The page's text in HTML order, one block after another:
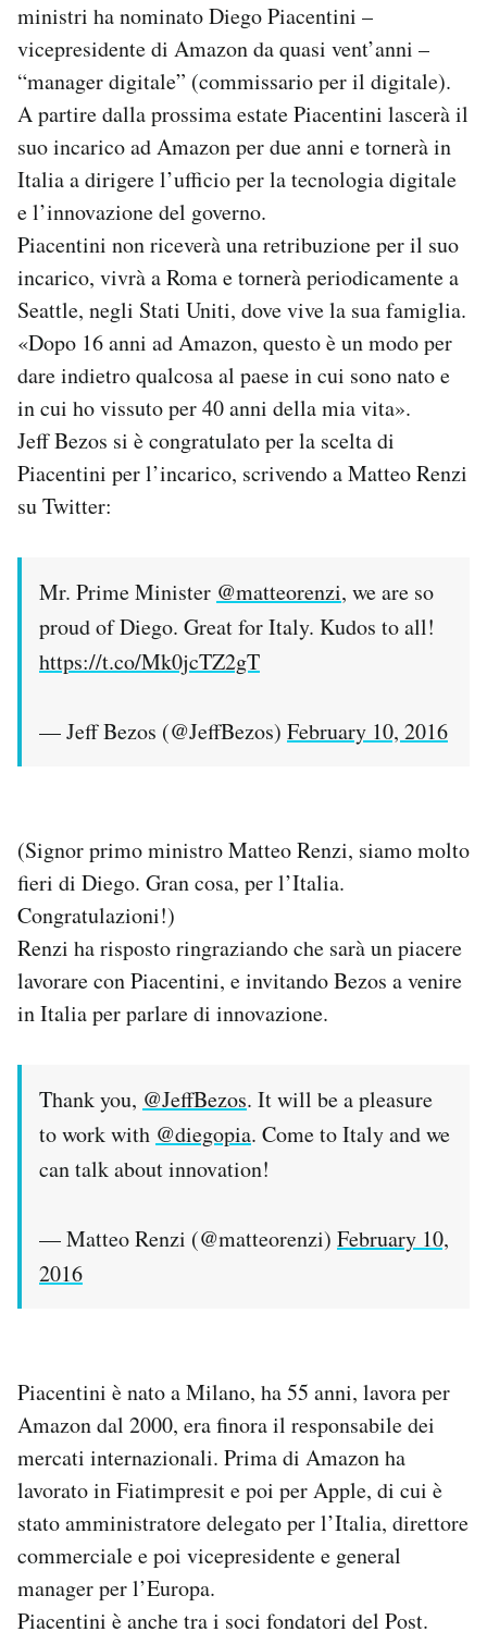
CALENDARIO
AREA PERSONALE
Area Personale
Newsletter
Notifiche mobile
Regala il Post
Hai bisogno di aiuto?
ministri ha nominato Diego Piacentini –
vicepresidente di Amazon da quasi vent’anni –
“manager digitale” (commissario per il digitale).
A partire dalla prossima estate Piacentini lascerà il
suo incarico ad Amazon per due anni e tornerà in
Italia a dirigere l’ufficio per la tecnologia digitale
e l’innovazione del governo.
Piacentini non riceverà una retribuzione per il suo
incarico, vivrà a Roma e tornerà periodicamente a
Seattle, negli Stati Uniti, dove vive la sua famiglia.
«Dopo 16 anni ad Amazon, questo è un modo per
dare indietro qualcosa al paese in cui sono nato e
in cui ho vissuto per 40 anni della mia vita».
Jeff Bezos si è congratulato per la scelta di
Piacentini per l’incarico, scrivendo a Matteo Renzi
su Twitter:
Mr. Prime Minister @matteorenzi, we are so
proud of Diego. Great for Italy. Kudos to all!
https://t.co/Mk0jcTZ2gT
— Jeff Bezos (@JeffBezos) February 10, 2016
(Signor primo ministro Matteo Renzi, siamo molto
fieri di Diego. Gran cosa, per l’Italia.
Congratulazioni!)
Renzi ha risposto ringraziando che sarà un piacere
lavorare con Piacentini, e invitando Bezos a venire
in Italia per parlare di innovazione.
Thank you, @JeffBezos. It will be a pleasure
to work with @diegopia. Come to Italy and we
can talk about innovation!
— Matteo Renzi (@matteorenzi) February 10,
2016
Piacentini è nato a Milano, ha 55 anni, lavora per
Amazon dal 2000, era finora il responsabile dei
mercati internazionali. Prima di Amazon ha
lavorato in Fiatimpresit e poi per Apple, di cui è
stato amministratore delegato per l’Italia, direttore
commerciale e poi vicepresidente e general
manager per l’Europa.
Piacentini è anche tra i soci fondatori del Post.